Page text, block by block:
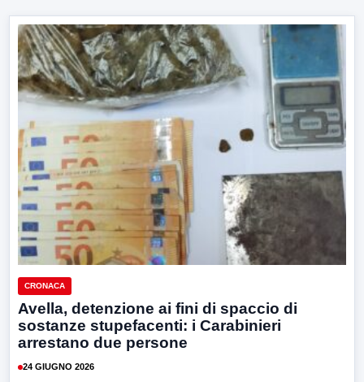
CRONACA
Avella, detenzione ai fini di spaccio di
sostanze stupefacenti: i Carabinieri
arrestano due persone
24 GIUGNO 2026